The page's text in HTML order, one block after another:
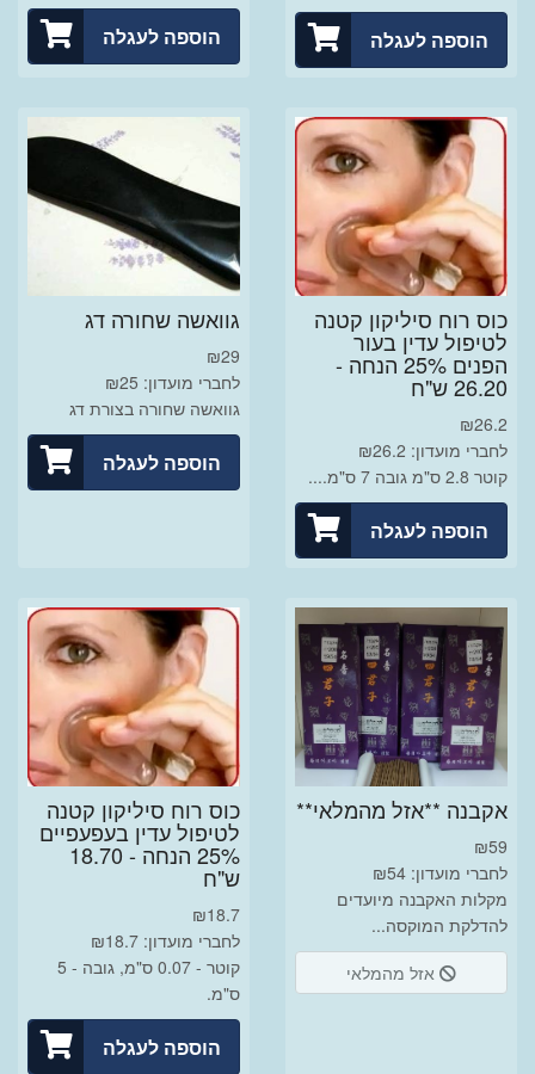
הוספה לעגלה הוספה לעגלה
כוס רוח סיליקון קטנה
לטיפול עדין בעור
הפנים 25% הנחה -
26.20 ש"ח
₪26.2
לחברי מועדון: ₪26.2
קוטר 2.8 ס"מ גובה 7 ס"מ....
הוספה לעגלה
גוואשה שחורה דג
₪29
לחברי מועדון: ₪25
גוואשה שחורה בצורת דג
הוספה לעגלה
אקבנה **אזל מהמלאי**
₪59
לחברי מועדון: ₪54
מקלות האקבנה מיועדים
להדלקת המוקסה...
אזל מהמלאי
כוס רוח סיליקון קטנה
לטיפול עדין בעפעפיים
25% הנחה - 18.70
ש"ח
₪18.7
לחברי מועדון: ₪18.7
קוטר - 0.07 ס"מ, גובה - 5
ס"מ.
הוספה לעגלה